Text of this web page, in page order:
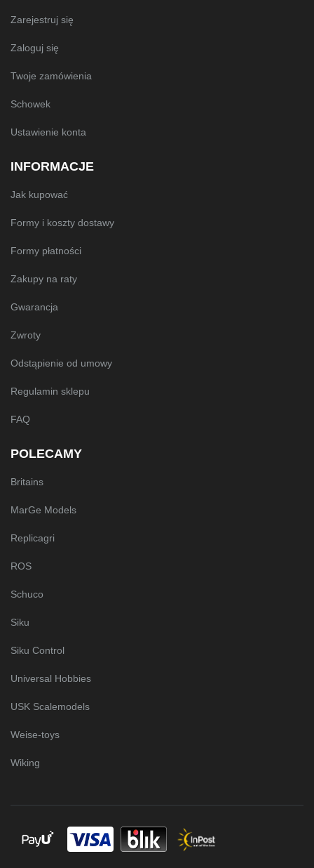
Zarejestruj się
Zaloguj się
Twoje zamówienia
Schowek
Ustawienie konta
INFORMACJE
Jak kupować
Formy i koszty dostawy
Formy płatności
Zakupy na raty
Gwarancja
Zwroty
Odstąpienie od umowy
Regulamin sklepu
FAQ
POLECAMY
Britains
MarGe Models
Replicagri
ROS
Schuco
Siku
Siku Control
Universal Hobbies
USK Scalemodels
Weise-toys
Wiking